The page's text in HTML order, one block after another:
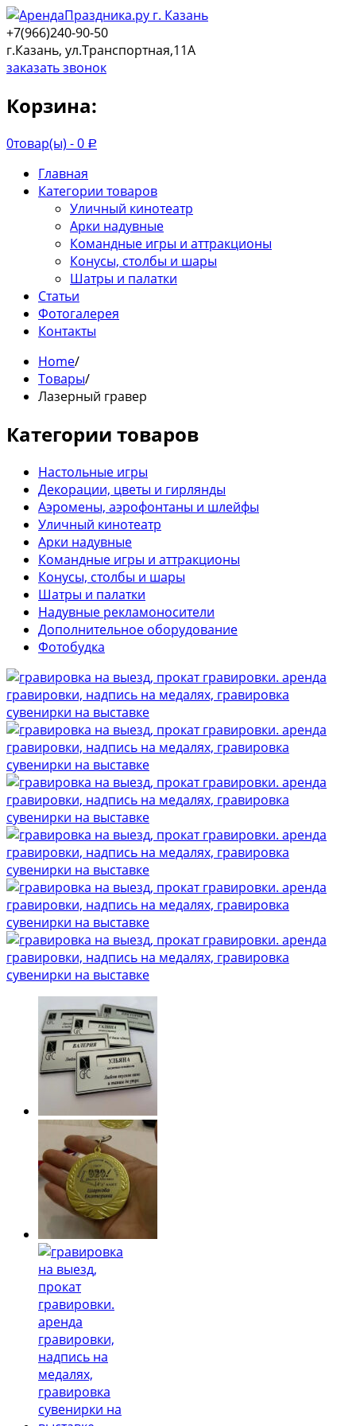
+7(966)240-90-50
г.Казань, ул.Транспортная,11А
заказать звонок
Корзина:
0товар(ы) -0 Р
Главная
Категории товаров
Уличный кинотеатр
Арки надувные
Командные игры и аттракционы
Конусы, столбы и шары
Шатры и палатки
Статьи
Фотогалерея
Контакты
Home/
Товары/
Лазерный гравер
Категории товаров
Настольные игры
Декорации, цветы и гирлянды
Аэромены, аэрофонтаны и шлейфы
Уличный кинотеатр
Арки надувные
Командные игры и аттракционы
Конусы, столбы и шары
Шатры и палатки
Надувные рекламоносители
Дополнительное оборудование
Фотобудка